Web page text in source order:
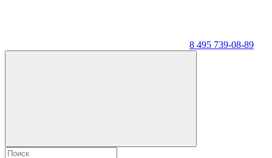
8 495 739-08-89